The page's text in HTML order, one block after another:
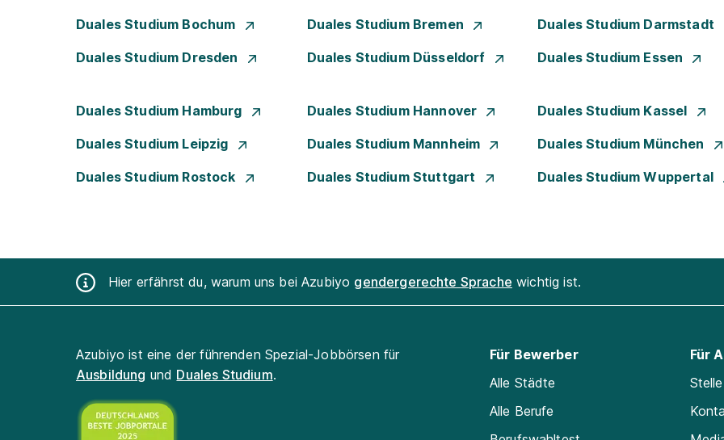
Duales Studium Bochum Duales Studium Bremen Duales Studium Darmstadt
Duales Studium Dresden Duales Studium Düsseldorf Duales Studium Essen
Duales Studium Hamburg Duales Studium Hannover Duales Studium Kassel
Duales Studium Leipzig Duales Studium Mannheim Duales Studium München
Duales Studium Rostock Duales Studium Stuttgart Duales Studium Wuppertal
Hier erfährst du, warum uns bei Azubiyo gendergerechte Sprache wichtig ist.
Azubiyo ist eine der führenden Spezial-Jobbörsen für
Ausbildung und Duales Studium.
Für Bewerber
Alle Städte
Alle Berufe
Für